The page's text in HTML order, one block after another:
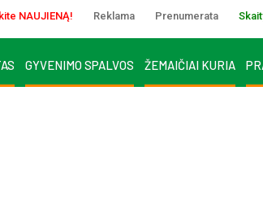
NAUJIENĄ! Reklama Prenumerata
GYVENIMO SPALVOS ŽEMAIČIAI KURIA